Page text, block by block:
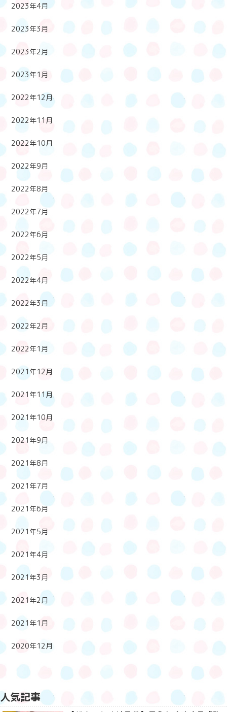
2023年4月
2023年3月
2023年2月
2023年1月
2022年12月
2022年11月
2022年10月
2022年9月
2022年8月
2022年7月
2022年6月
2022年5月
2022年4月
2022年3月
2022年2月
2022年1月
2021年12月
2021年11月
2021年10月
2021年9月
2021年8月
2021年7月
2021年6月
2021年5月
2021年4月
2021年3月
2021年2月
2021年1月
2020年12月
人気記事